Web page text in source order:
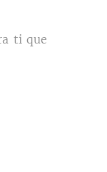
ti que